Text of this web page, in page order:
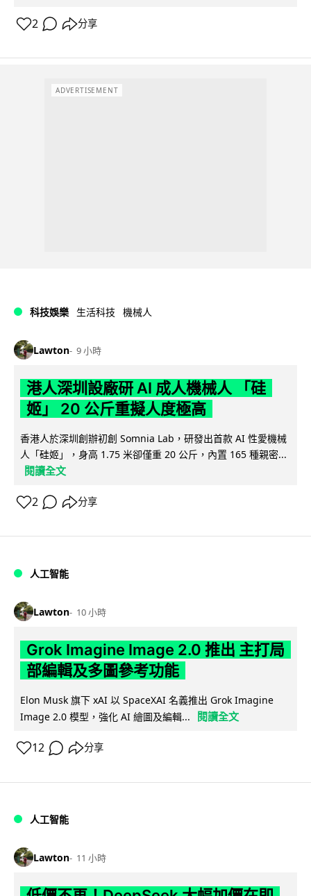
2 分享
ADVERTISEMENT
科技娛樂 生活科技 機械人
Lawton 9 小時
港人深圳設廠研 AI 成人機械人 「硅
姬」 20 公斤重擬人度極高
香港人於深圳創辦初創 Somnia Lab，研發出首款 AI 性愛機械
人「硅姬」，身高 1.75 米卻僅重 20 公斤，內置 165 種親密...
閱讀全文
2 分享
人工智能
Lawton 10 小時
Grok Imagine Image 2.0 推出 主打局
部編輯及多圖參考功能
Elon Musk 旗下 xAI 以 SpaceXAI 名義推出 Grok Imagine
Image 2.0 模型，強化 AI 繪圖及編輯...
閱讀全文
12 分享
人工智能
Lawton 11 小時